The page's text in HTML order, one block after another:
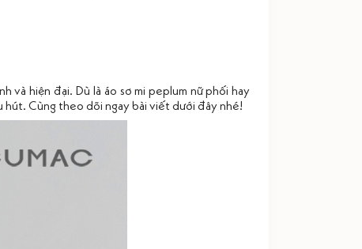
và hiện đại. Dù là áo sơ mi peplum nữ phối hay
hút. Cùng theo dõi ngay bài viết dưới đây nhé!